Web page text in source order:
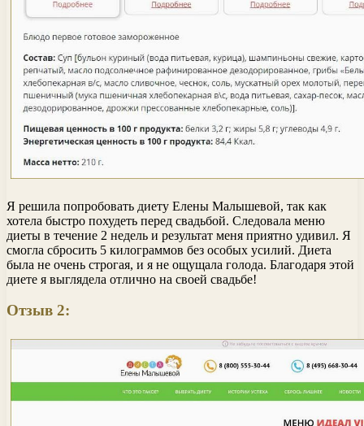
Я решила попробовать диету Елены Малышевой, так как
хотела быстро похудеть перед свадьбой. Следовала меню
диеты в течение 2 недель и результат меня приятно удивил. Я
смогла сбросить 5 килограммов без особых усилий. Диета
была не очень строгая, и я не ощущала голода. Благодаря этой
диете я выглядела отлично на своей свадьбе!
Отзыв 2: